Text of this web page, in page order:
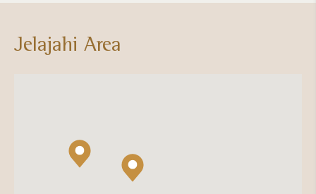
Jelajahi Area